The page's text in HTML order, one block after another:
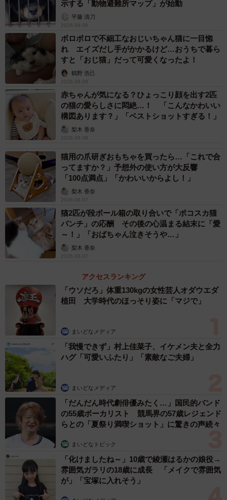
猫好き以外は入店禁止（株式会社いちごいち会提供）
川口：私たちが目指しているのは、単なる猫のいるカフェ
ではなく「ネコ好きしか集まらない喫茶店」。猫が主役で
ある以上、ネコ優先席が必然だと思っています。今後も
猫たちが一番のびのびと過ごせる環境を維持し続けていく
つもりです。
――お店には愛玩動物看護師の資格を持つ方も在籍されて
いるとか。
川口：はい。猫たちの健康を第一に守る環境作りを徹底し
ています。日々の細かな体調管理はもちろんですが、喫茶
クに興味を示す子もいますので、つまみ食いをして健康を
損なわないよう細心の注意を払い、お客様にもご協力をお
願いしています。
示する「動物避難所マップ」が始動
平藤 清刀
2026.08.08
ボロボロで不細工なおじいちゃん猫に一目惚
れ エイズだし手がかかるけど…おうちで暮ら
すと「おじ猫」だって可愛くなったよ！
鶴野 浩己
2026.08.08
赤ちゃんが気になる？ひょっこり顔を出す2匹
の猫の愛らしさに悶絶…！ 「こんなかわいい
構図あります？」「ベストショットすぎる！」
梨木 香奈
2026.08.08
猫用の爪研ぎおもちゃを買ったら…「これで合
ってますか？」予想外の使い方が大反響
「100点満点」「かわいいからよし！」
梨木 香奈
2026.08.07
猫2匹が段ボール箱の取り合いで「ポコスカ猫
パンチ」の応酬 その後の心温まる結末に「愛
～！」「おばちゃん泣きそうや…」
梨木 香奈
2026.08.07
アクセスランキング
「ウソだろ」体重130kgの女性芸人オダウエダ
植田 大学時代のほっそり姿に「マジで」
まいどなメディア
「我慢できず」村上佳菜子、イケメン夫と全力
ハグ「可愛いふたり」「素敵なご夫婦」
まいどなメディア
「だんだん時代劇俳優みたく…」国民的バンド
の55歳ボーカリスト 競馬界の57歳レジェンド
らとの「夏祭り満喫ショット」に驚きの声続々
まいどなトピック
「化けましたね～」10歳で綾瀬はるかの娘役→
雰囲気ガラリの18歳に成長 「メイクで雰囲気
が」「宝塚に入れそう」